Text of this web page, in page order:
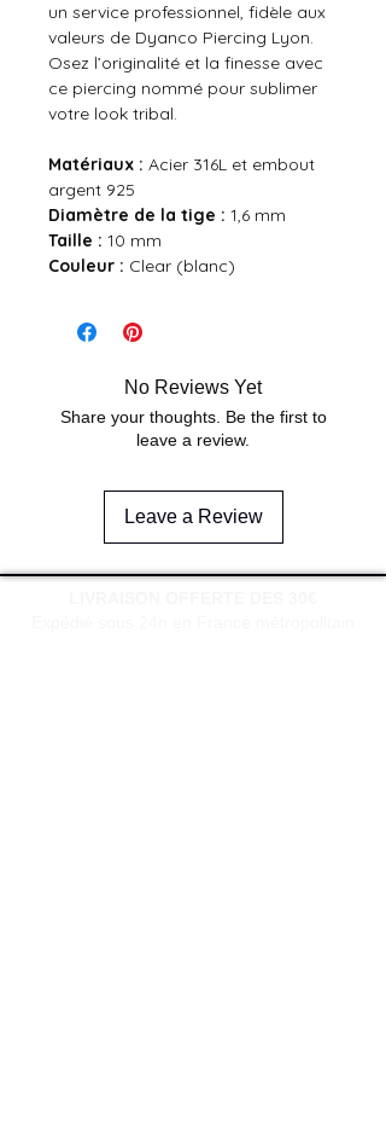
un service professionnel, fidèle aux
valeurs de Dyanco Piercing Lyon.
Osez l’originalité et la finesse avec
ce piercing nommé pour sublimer
votre look tribal.
Matériaux : Acier 316L et embout
argent 925
Diamètre de la tige : 1,6 mm
Taille : 10 mm
Couleur : Clear (blanc)
No Reviews Yet
Share your thoughts. Be the first to
leave a review.
Leave a Review